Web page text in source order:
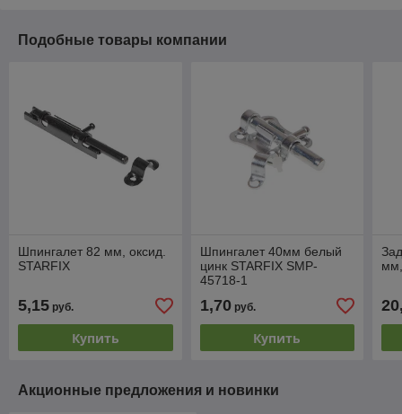
Подобные товары компании
Шпингалет 82 мм, оксид.
STARFIX
5,15 руб.
Купить
Шпингалет 40мм белый
цинк STARFIX SMP-
45718-1
1,70руб.
Купить
Акционные предложения и новинки